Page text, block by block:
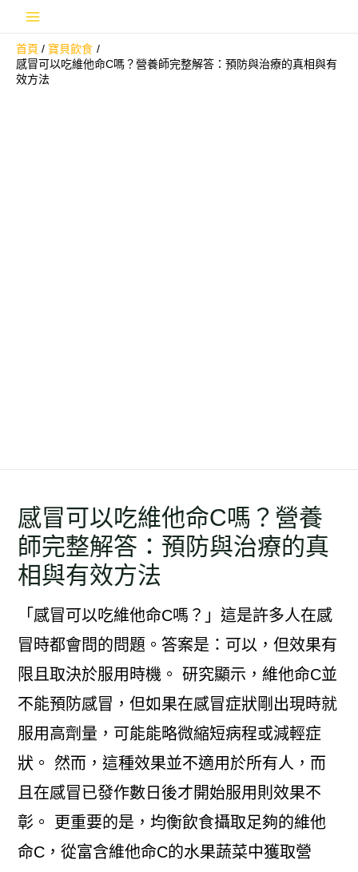
Menu
首頁
寶貝飲食
感冒可以吃維他命C嗎？營養師完整解答：預防與治療的真相與有
效方法
感冒可以吃維他命C嗎？營養
師完整解答：預防與治療的真
相與有效方法
「感冒可以吃維他命C嗎？」這是許多人在感
冒時都會問的問題。答案是：可以，但效果有
限且取決於服用時機。 研究顯示，維他命C並
不能預防感冒，但如果在感冒症狀剛出現時就
服用高劑量，可能能略微縮短病程或減輕症
狀。 然而，這種效果並不適用於所有人，而
且在感冒已發作數日後才開始服用則效果不
彰。 更重要的是，均衡飲食攝取足夠的維他
命C，從富含維他命C的水果蔬菜中獲取營